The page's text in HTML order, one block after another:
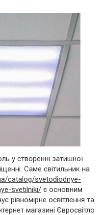
у створенні затишної
Саме світильник на
catalog/svetodiodnye-
svetilniki/ є основним
рівномірне освітлення та
магазині Євросвітло